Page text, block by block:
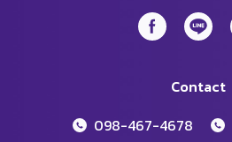
Contact
098-467-4678